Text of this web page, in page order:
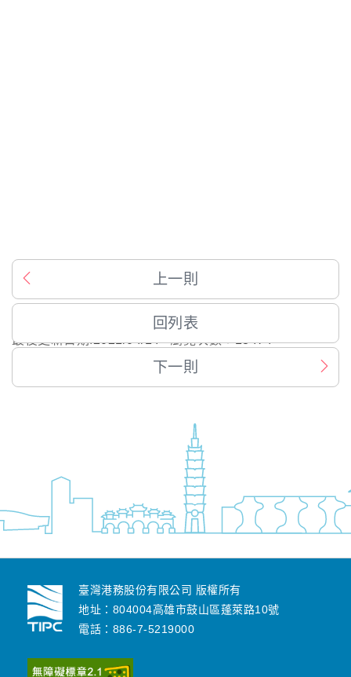
上一則
回列表
下一則
最後更新日期:2021/04/14瀏覽次數：13474
臺灣港務股份有限公司 版權所有
地址：804004高雄市鼓山區蓬萊路10號
電話：886-7-5219000